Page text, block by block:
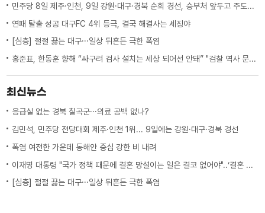
민주당 8일 제주·인천, 9일 강원·대구·경북 순회 경선, 승부처 앞두고 주도권 잡기
연패 탈출 성공 대구FC 4위 등극, 결국 해결사는 세징야
[심층] 절절 끓는 대구···일상 뒤흔든 극한 폭염
홍준표, 한동훈 향해 “싸구려 검사 설치는 세상 되어선 안돼” "검찰 역사 문 닫게 원인 제공한 원흉"
최신뉴스
응급실 없는 경북 칠곡군···의료 공백 없나?
김민석, 민주당 전당대회 제주·인천 1위... 9일에는 강원·대구·경북 경선
폭염 여전한 가운데 동해안 중심 강한 비 내려
이재명 대통령 "국가 정책 때문에 결혼 망설이는 일은 결코 없어야"..‘결혼 페널티’ 제도 상 불이익 면밀히 조사 지시
[심층] 절절 끓는 대구···일상 뒤흔든 극한 폭염